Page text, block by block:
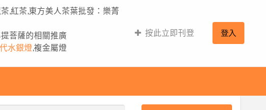
茶,紅茶,東方美人茶葉批發：樂菁
菩薩的相關推廣
水銀燈 ,複金屬燈
按此立即刊登 登入